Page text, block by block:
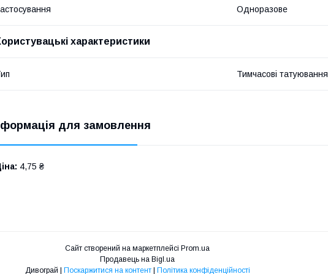
Одноразове
характеристики
Тимчасові татуювання
для замовлення
4,75 ₴
Сайт створений на маркетплейсі Prom.ua
Продавець на Bigl.ua
Дивограй | Поскаржитися на контент | Політика конфіденційності